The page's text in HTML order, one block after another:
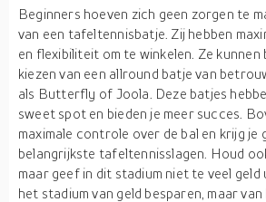
Beginners hoeven zich geen zorgen te
van een tafeltennisbatje. Zij hebben
en flexibiliteit om te winkelen. Ze kunnen
kiezen van een allround batje van
als Butterfly of Joola. Deze batjes
sweet spot en bieden je meer succes.
maximale controle over de bal en krijg je
belangrijkste tafeltennisslagen. Houd
maar geef in dit stadium niet te veel geld
het stadium van geld besparen, maar